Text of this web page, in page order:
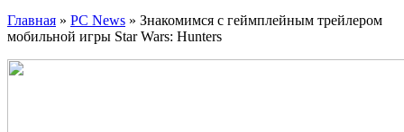
Главная » PC News » Знакомимся с геймплейным трейлером
мобильной игры Star Wars: Hunters